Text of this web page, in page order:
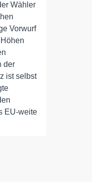
Wähler
Vorwurf
der
ist selbst
EU-weite